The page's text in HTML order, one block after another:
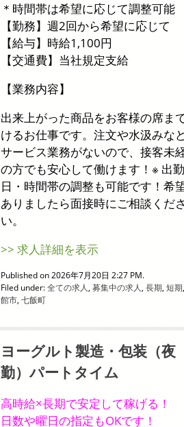
＊時間帯は希望に応じて調整可能
【勤務】週2回から希望に応じて
【給与】時給1,100円
【交通費】当社規定支給
【業務内容】
出来上がった商品をお客様の席ま
けるお仕事です。注文や水汲みな
サービス業務がないので、接客未
の方でも安心して働けます！※ 出勤
日・時間帯の調整も可能です！希
ありましたら面接時にご相談くだ
い。
>> 求人詳細を表示
Published on 2026年7月20日 2:27 PM.
Filed under:全ての求人, 募集中の求人, 長期, 短期
館市, 七飯町
ヨーグルト製造・包装（夜
勤）パートタイム
高時給×長期で安定して稼げる！
日数や曜日の指定もOKです！